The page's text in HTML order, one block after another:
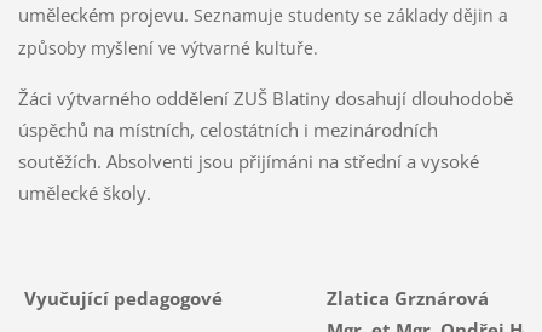
uměleckém projevu. Seznamuje studenty se základy dějin a
způsoby myšlení ve výtvarné kultuře.
Žáci výtvarného oddělení ZUŠ Blatiny dosahují dlouhodobě
úspěchů na místních, celostátních i mezinárodních
soutěžích. Absolventi jsou přijímáni na střední a vysoké
umělecké školy.
Vyučující pedagogové
Zlatica Grznárová